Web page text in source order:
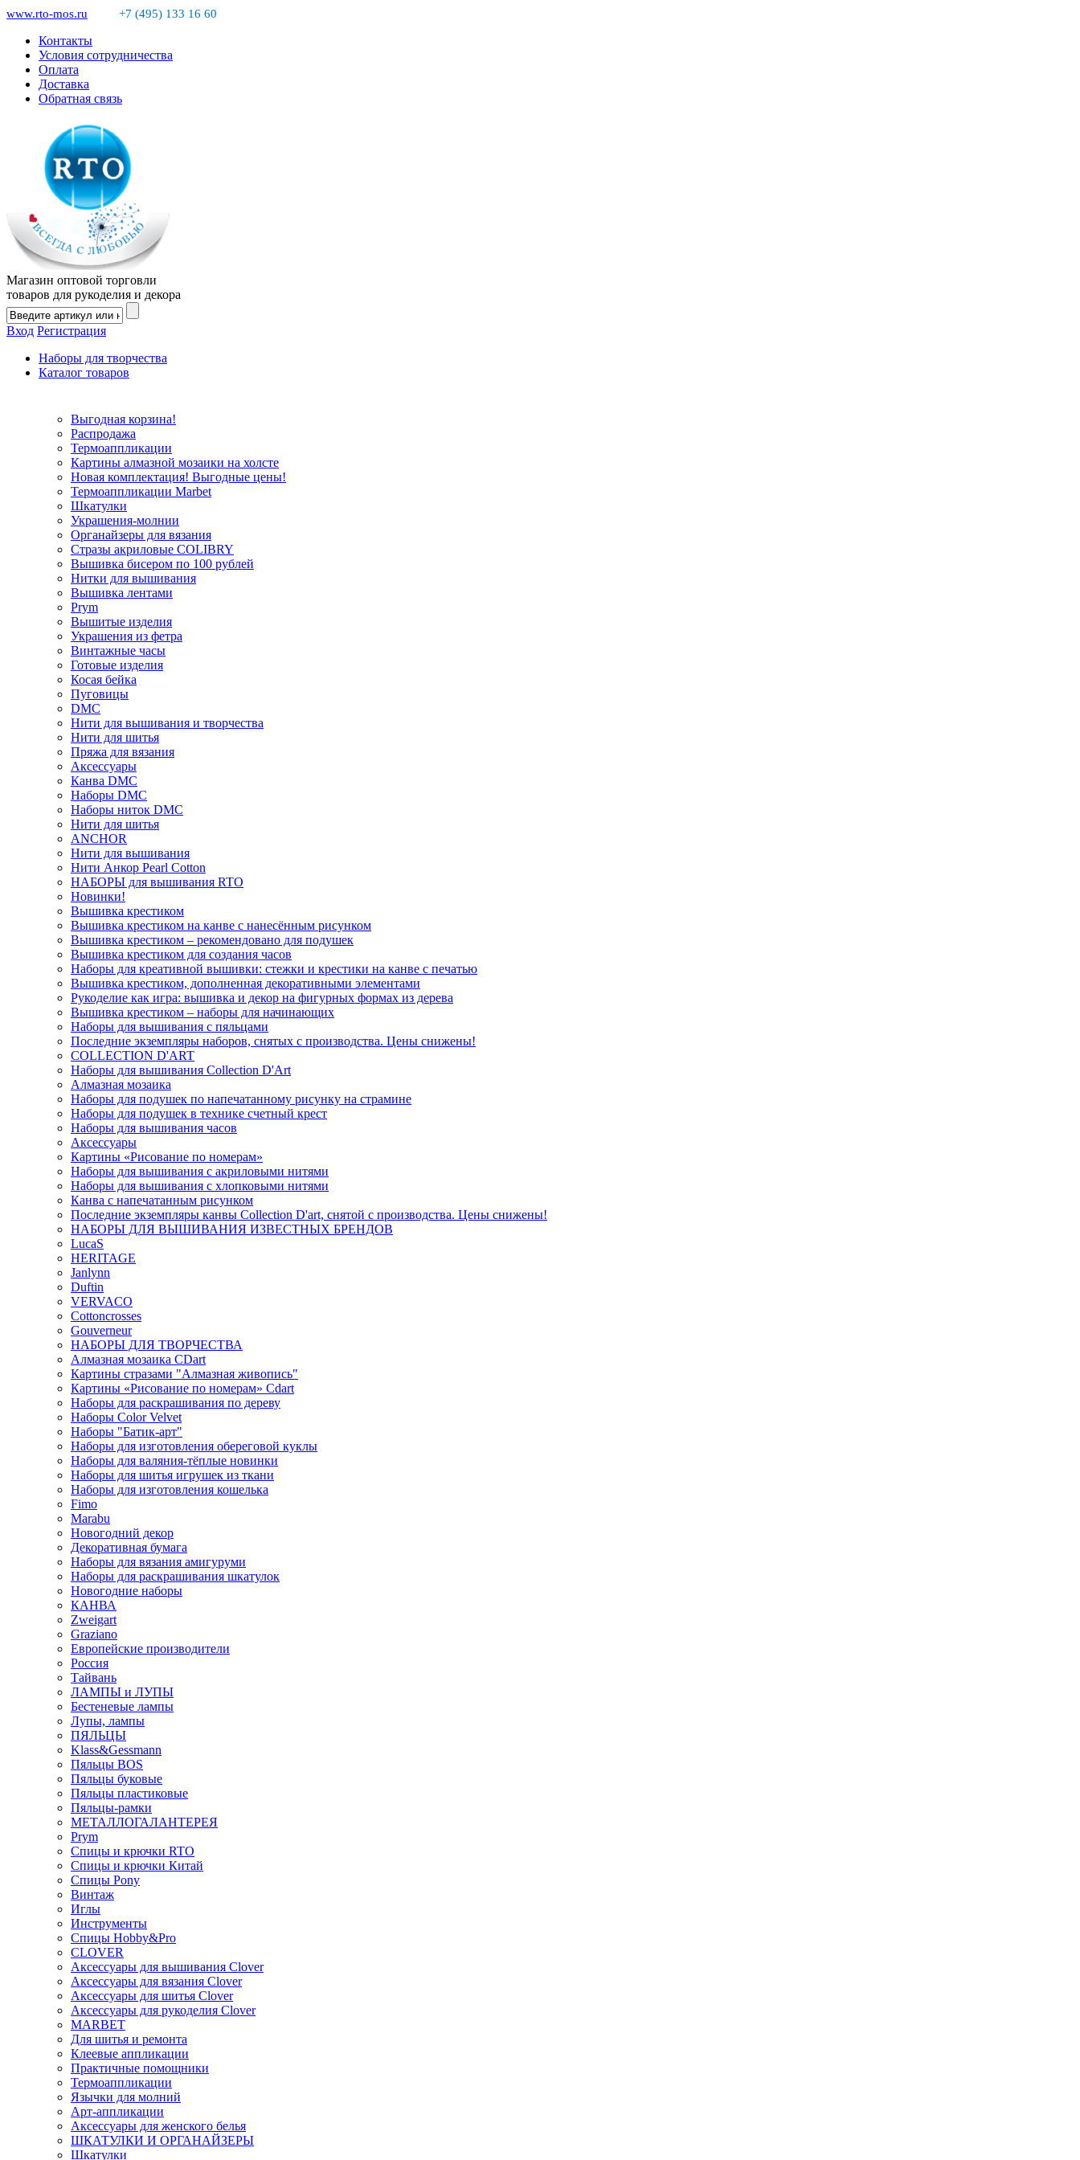
www.rto-mos.ru +7 (495) 133 16 60
Контакты
Условия сотрудничества
Оплата
Доставка
Обратная связь
Магазин оптовой торговли
товаров для рукоделия и декора
Вход Регистрация
Наборы для творчества
Каталог товаров
Выгодная корзина!
Распродажа
Термоаппликации
Картины алмазной мозаики на холсте
Новая комплектация! Выгодные цены!
Термоаппликации Marbet
Шкатулки
Украшения-молнии
Органайзеры для вязания
Стразы акриловые COLIBRY
Вышивка бисером по 100 рублей
Нитки для вышивания
Вышивка лентами
Prym
Вышитые изделия
Украшения из фетра
Винтажные часы
Готовые изделия
Косая бейка
Пуговицы
DMC
Нити для вышивания и творчества
Нити для шитья
Пряжа для вязания
Аксессуары
Канва DMC
Наборы DMC
Наборы ниток DMC
Нити для шитья
ANCHOR
Нити для вышивания
Нити Анкор Pearl Cotton
НАБОРЫ для вышивания RTO
Новинки!
Вышивка крестиком
Вышивка крестиком на канве с нанесённым рисунком
Вышивка крестиком – рекомендовано для подушек
Вышивка крестиком для создания часов
Наборы для креативной вышивки: стежки и крестики на канве с печатью
Вышивка крестиком, дополненная декоративными элементами
Рукоделие как игра: вышивка и декор на фигурных формах из дерева
Вышивка крестиком – наборы для начинающих
Наборы для вышивания с пяльцами
Последние экземпляры наборов, снятых с производства. Цены снижены!
COLLECTION D'ART
Наборы для вышивания Collection D'Art
Алмазная мозаика
Наборы для подушек по напечатанному рисунку на страмине
Наборы для подушек в технике счетный крест
Наборы для вышивания часов
Аксессуары
Картины «Рисование по номерам»
Наборы для вышивания с акриловыми нитями
Наборы для вышивания с хлопковыми нитями
Канва с напечатанным рисунком
Последние экземпляры канвы Collection D'art, снятой с производства. Цены снижены!
НАБОРЫ ДЛЯ ВЫШИВАНИЯ ИЗВЕСТНЫХ БРЕНДОВ
LucaS
HERITAGE
Janlynn
Duftin
VERVACO
Cottoncrosses
Gouverneur
НАБОРЫ ДЛЯ ТВОРЧЕСТВА
Алмазная мозаика CDart
Картины стразами "Алмазная живопись"
Картины «Рисование по номерам» Сdart
Наборы для раскрашивания по дереву
Наборы Сolor Velvet
Наборы "Батик-арт"
Наборы для изготовления обереговой куклы
Наборы для валяния-тёплые новинки
Наборы для шитья игрушек из ткани
Наборы для изготовления кошелька
Fimo
Marabu
Новогодний декор
Декоративная бумага
Наборы для вязания амигуруми
Наборы для раскрашивания шкатулок
Новогодние наборы
КАНВА
Zweigart
Graziano
Европейские производители
Россия
Тайвань
ЛАМПЫ и ЛУПЫ
Бестеневые лампы
Лупы, лампы
ПЯЛЬЦЫ
Klass&Gessmann
Пяльцы BOS
Пяльцы буковые
Пяльцы пластиковые
Пяльцы-рамки
МЕТАЛЛОГАЛАНТЕРЕЯ
Prym
Спицы и крючки RTO
Спицы и крючки Китай
Спицы Pony
Винтаж
Иглы
Инструменты
Спицы Hobby&Pro
CLOVER
Аксессуары для вышивания Clover
Аксессуары для вязания Clover
Аксессуары для шитья Clover
Аксессуары для рукоделия Clover
MARBET
Для шитья и ремонта
Клеевые аппликации
Практичные помощники
Термоаппликации
Язычки для молний
Арт-аппликации
Аксессуары для женского белья
ШКАТУЛКИ И ОРГАНАЙЗЕРЫ
Шкатулки